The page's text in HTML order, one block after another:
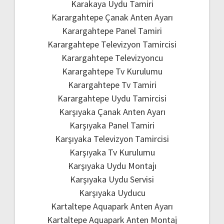
Karakaya Uydu Tamiri
Karargahtepe Çanak Anten Ayarı
Karargahtepe Panel Tamiri
Karargahtepe Televizyon Tamircisi
Karargahtepe Televizyoncu
Karargahtepe Tv Kurulumu
Karargahtepe Tv Tamiri
Karargahtepe Uydu Tamircisi
Karşıyaka Çanak Anten Ayarı
Karşıyaka Panel Tamiri
Karşıyaka Televizyon Tamircisi
Karşıyaka Tv Kurulumu
Karşıyaka Uydu Montajı
Karşıyaka Uydu Servisi
Karşıyaka Uyducu
Kartaltepe Aquapark Anten Ayarı
Kartaltepe Aquapark Anten Montaj